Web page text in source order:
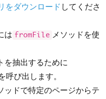
をダウンロード してくださ
は fromFile メソッドを使
を抽出するために
呼び出します。
ッドで特定のページからテ